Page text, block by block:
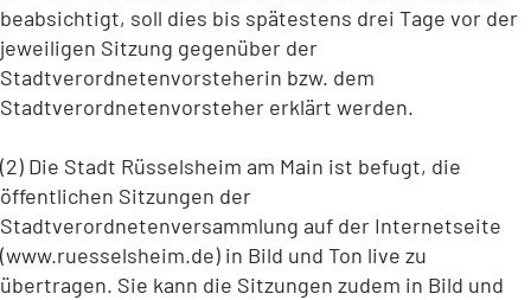
beabsichtigt, soll dies bis spätestens drei Tage vor der
jeweiligen Sitzung gegenüber der
Stadtverordnetenvorsteherin bzw. dem
Stadtverordnetenvorsteher erklärt werden.
(2) Die Stadt Rüsselsheim am Main ist befugt, die
öffentlichen Sitzungen der
Stadtverordnetenversammlung auf der Internetseite
(www.ruesselsheim.de) in Bild und Ton live zu
übertragen. Sie kann die Sitzungen zudem in Bild und